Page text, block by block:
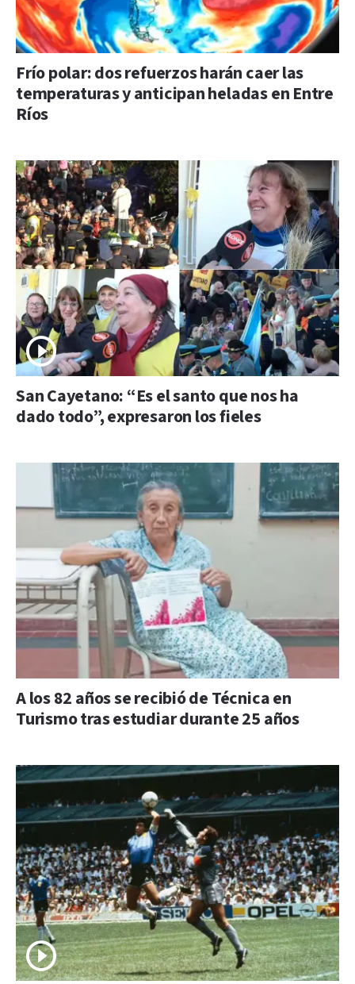
Frío polar: dos refuerzos harán caer las
temperaturas y anticipan heladas en Entre
Ríos
San Cayetano: “Es el santo que nos ha
dado todo”, expresaron los fieles
A los 82 años se recibió de Técnica en
Turismo tras estudiar durante 25 años